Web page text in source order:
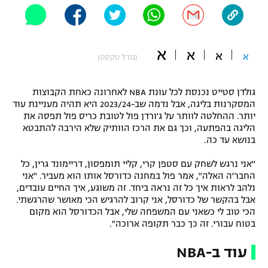
"מחצית בשכונה" – פודקאסט
משתתפים וזוכים בפרסים
תקנון משתתפים וזוכים בפרסים
תקנון עבור פעילות אלקטרה
טניס
גיימינג E-Sports
תנאי שימוש
מדיניות פרטיות
תקנון פעילות ספורט 1
אופניים
ספורט מוטורי
פוטבול אמריקאי NFL
בייסבול MLB
ספורט אתגרי ואקסטרים
אומנויות לחימה
גיימינג E-Sports
א א א א (גודל טקסט)
גולדן סטייט נכנסת לכל עונת NBA לאחרונה כאחת הקבוצות
המסקרנות בליגה, אבל נדמה שב-2023/24 היא תהיה מעניינת עוד
יותר. ההחלטה לוותר על ג'ורדן פול לטובת כריס פול תפסה את
הליגה בהפתעה, וכך גם את הרכז הוותיק שלא הירבה להתבטא
בנושא עד כה.
"אני נרגש לשחק עם סטפן קרי, קליי תומפסון, דריימונד גרין, כל
החבר'ה האלה", אמר פול במחנה כדורסל אותו הוא מעביר. "אני
נלהב לראות איך כל זה נראה ביחד. זה משוגע, איך החיים עובדים,
אבל בהקשר של כדורסל, אני קרוב להרגיש הכי מאושר שהרגשתי.
הכי טוב לי כשאני עם המשפחה שלי, אבל הכדורסל הוא מקום
בטוח עבורי. זה כך כבר תקופה ארוכה".
עוד ב-NBA